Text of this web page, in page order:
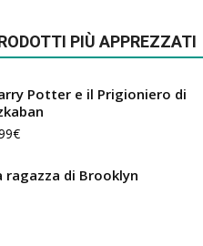
PIÙ APPREZZATI
Potter e il Prigioniero di
€
ragazza di Brooklyn